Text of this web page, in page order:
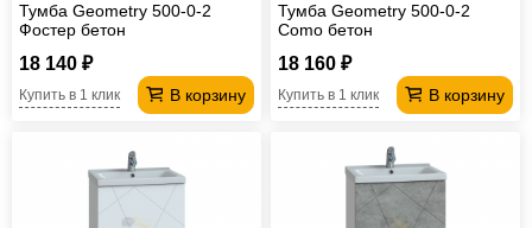
Тумба Geometry 500-0-2
Фостер бетон
18 140 ₽
В корзину
Купить в 1 клик
Тумба Geometry 500-0-2
Como бетон
18 160 ₽
В корзину
Купить в 1 клик